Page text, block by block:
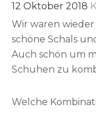
12 Oktober 2018
Wir waren
schöne Schals
Auch schön um
Schuhen zu
Welche